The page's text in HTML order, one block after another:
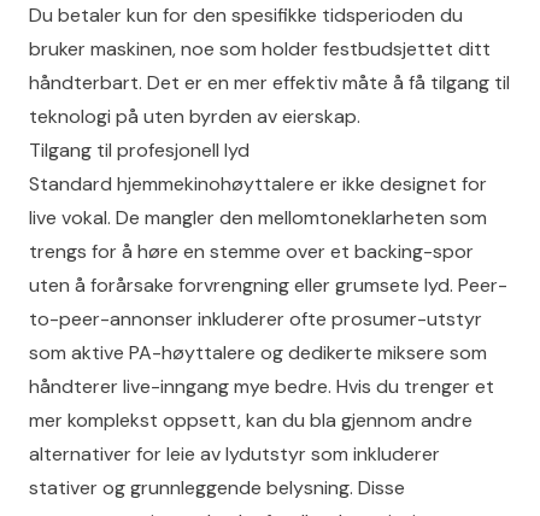
Du betaler kun for den spesifikke tidsperioden du
bruker maskinen, noe som holder festbudsjettet ditt
håndterbart. Det er en mer effektiv måte å få tilgang til
teknologi på uten byrden av eierskap.
Tilgang til profesjonell lyd
Standard hjemmekinohøyttalere er ikke designet for
live vokal. De mangler den mellomtoneklarheten som
trengs for å høre en stemme over et backing-spor
uten å forårsake forvrengning eller grumsete lyd. Peer-
to-peer-annonser inkluderer ofte prosumer-utstyr
som aktive PA-høyttalere og dedikerte miksere som
håndterer live-inngang mye bedre. Hvis du trenger et
mer komplekst oppsett, kan du bla gjennom andre
alternativer for leie av lydutstyr som inkluderer
stativer og grunnleggende belysning. Disse